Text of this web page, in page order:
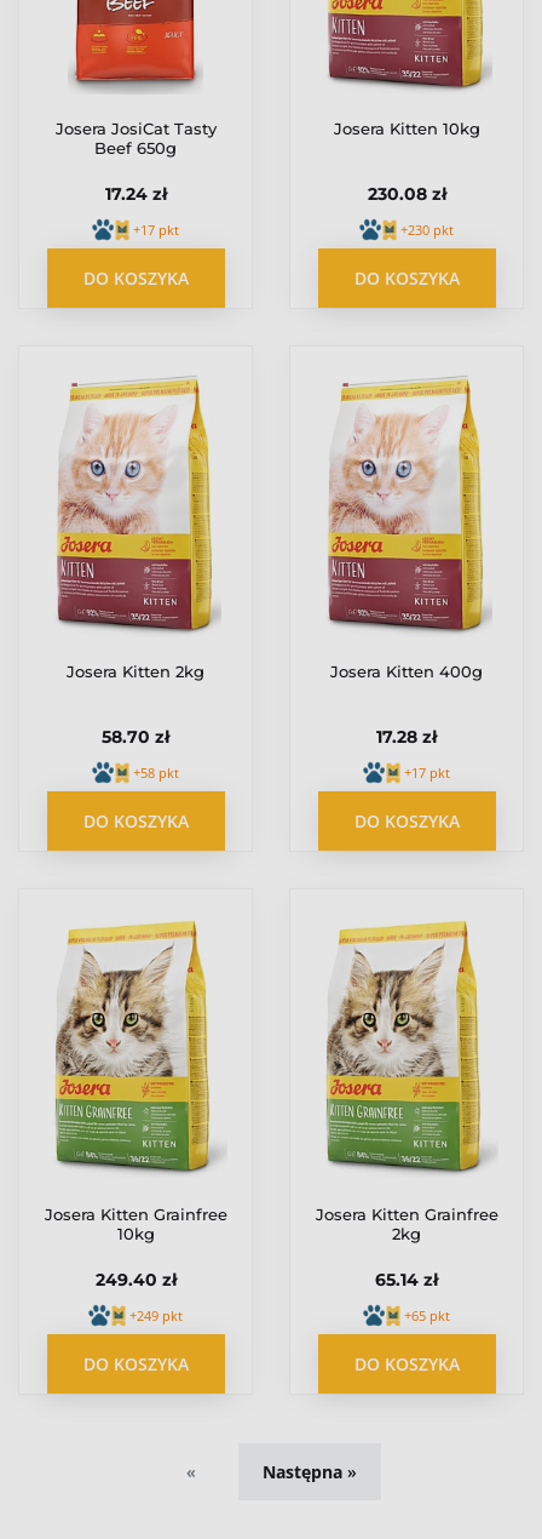
Josera JosiCat Tasty
Beef 650g
17.24 zł
+17 pkt
DO KOSZYKA
Josera Kitten 10kg
230.08 zł
+230 pkt
DO KOSZYKA
Josera Kitten 2kg
58.70 zł
+58 pkt
DO KOSZYKA
Josera Kitten 400g
17.28 zł
+17 pkt
DO KOSZYKA
Josera Kitten Grainfree
10kg
249.40 zł
+249 pkt
DO KOSZYKA
Josera Kitten Grainfree
2kg
65.14 zł
+65 pkt
DO KOSZYKA
« »